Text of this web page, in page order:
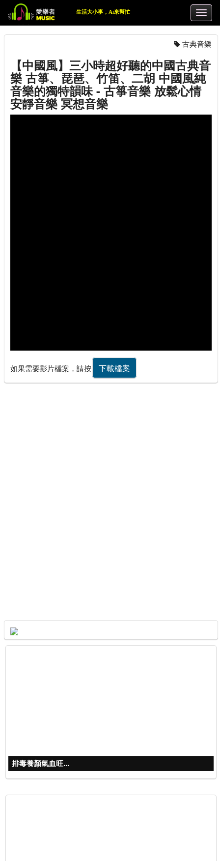
生活大小事，Ai來幫忙
古典音樂
【中國風】三小時超好聽的中國古典音
樂 古箏、琵琶、竹笛、二胡 中國風純
音樂的獨特韻味 - 古箏音樂 放鬆心情
安靜音樂 冥想音樂
如果需要影片檔案，請按 下載檔案
排毒養顏氣血旺...